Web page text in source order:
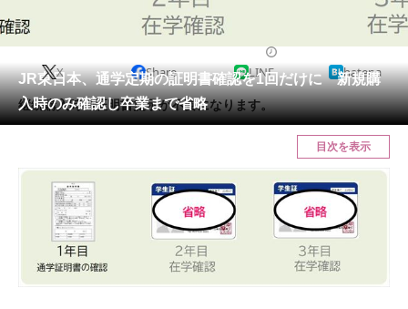
動物 リサーチ
会員記事
メディア
ITの今と未来を見通す
スマホと通信の最新トレンド
進化するPCとデバイスの未来
JR東日本、通学定期の証明書確認を1回だけに 新規購
入時のみ確認し卒業まで省略
X Share LINE hatena
継続購入時の証明書提示が不要になります。
目次を表示